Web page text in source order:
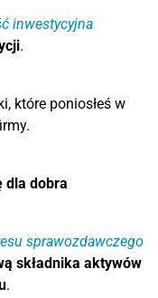
inwestycyjna
.
które poniosłeś w
dla dobra
sprawozdawczego
składnika aktywów
.